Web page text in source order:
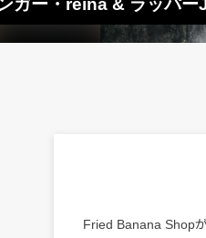
ー・reina & ラッパ
Fried Banana Shop